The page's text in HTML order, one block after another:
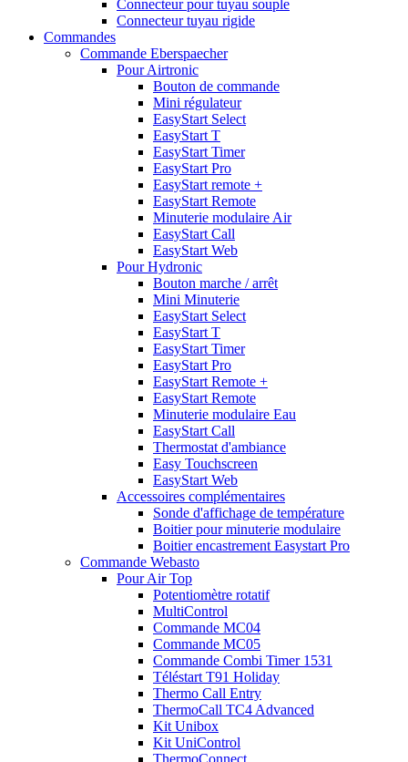
Connecteur pour tuyau souple
Connecteur tuyau rigide
Commandes
Commande Eberspaecher
Pour Airtronic
Bouton de commande
Mini régulateur
EasyStart Select
EasyStart T
EasyStart Timer
EasyStart Pro
EasyStart remote +
EasyStart Remote
Minuterie modulaire Air
EasyStart Call
EasyStart Web
Pour Hydronic
Bouton marche / arrêt
Mini Minuterie
EasyStart Select
EasyStart T
EasyStart Timer
EasyStart Pro
EasyStart Remote +
EasyStart Remote
Minuterie modulaire Eau
EasyStart Call
Thermostat d'ambiance
Easy Touchscreen
EasyStart Web
Accessoires complémentaires
Sonde d'affichage de température
Boitier pour minuterie modulaire
Boitier encastrement Easystart Pro
Commande Webasto
Pour Air Top
Potentiomètre rotatif
MultiControl
Commande MC04
Commande MC05
Commande Combi Timer 1531
Téléstart T91 Holiday
Thermo Call Entry
ThermoCall TC4 Advanced
Kit Unibox
Kit UniControl
ThermoConnect